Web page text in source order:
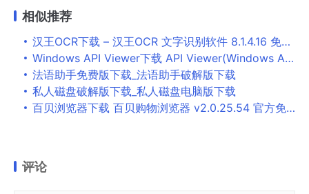
相似推荐
汉王OCR下载 – 汉王OCR 文字识别软件 8.1.4.16 免装版
Windows API Viewer下载 API Viewer(Windows API检索器) v2.0.0 英文免装版
法语助手免费版下载_法语助手破解版下载
私人磁盘破解版下载_私人磁盘电脑版下载
百贝浏览器下载 百贝购物浏览器 v2.0.25.54 官方免费安装版
评论